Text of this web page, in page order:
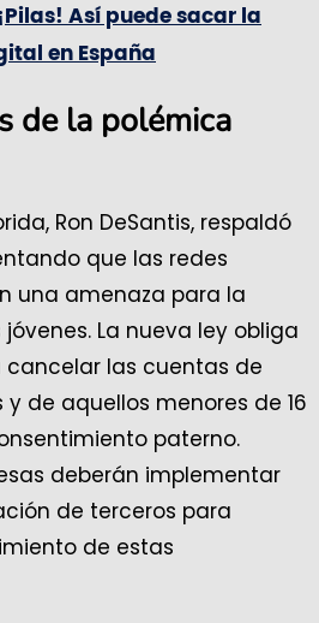
Así puede sacar la
en España
de la polémica
Ron DeSantis, respaldó
que las redes
una amenaza para la
La nueva ley obliga
las cuentas de
y de aquellos menores de 16
paterno.
deberán implementar
de terceros para
de estas